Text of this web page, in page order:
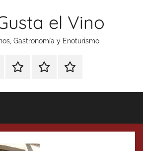
el Vino
Gastronomía y Enoturismo
Enoturismo
Gastronomía
RankingContacto